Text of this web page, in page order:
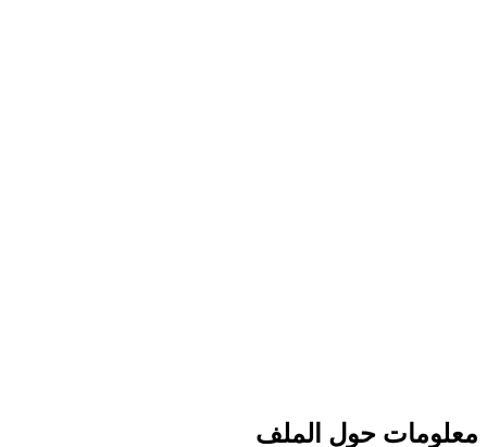
معلومات حول الملف